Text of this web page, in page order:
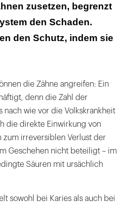
zusetzen, begrenzt
den Schaden.
den Schutz, indem sie
die Zähne angreifen: Ein
denn die Zahl der
nach wie vor die Volkskrankheit
die direkte Einwirkung von
zum irreversiblen Verlust der
Geschehen nicht beteiligt – im
Säuren mit ursächlich
sowohl bei Karies als auch bei